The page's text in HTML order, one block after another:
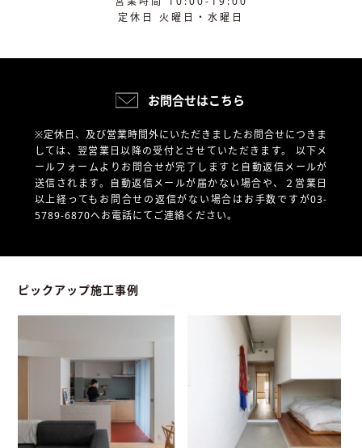
定休日 火曜日・水曜日
お問合せはこちら
※定休日、及び営業時間外にいただきましたお問合せにつきま
しては、翌営業日以降の受付とさせていただきます。 以下メ
ールフォームよりお問合せが完了しますと自動返信メールが
送信されます。自動返信メールが届かない場合や、
２営業日
以上経ってもお問合せの返信がない場合はお手数ですが03-
5789-6870へお電話にてご連絡ください。
ピックアップ施工事例